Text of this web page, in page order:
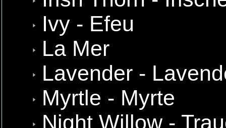
Ivy - Efeu
La Mer
Lavender -
Myrtle - Myrte
Night Willow -